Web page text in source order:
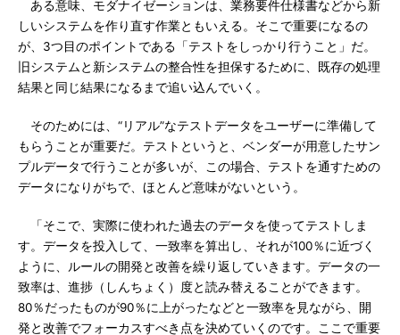
ある意味、モダナイゼーションは、業務要件仕様書などから新
しいシステムを作り直す作業ともいえる。そこで重要になるの
が、3つ目のポイントである「テストをしっかり行うこと」だ。
旧システムと新システムの整合性を担保するために、既存の処理
結果と同じ結果になるまで追い込んでいく。
そのためには、“リアル”なテストデータをユーザーに準備して
もらうことが重要だ。テストというと、ベンダーが用意したサン
プルデータで行うことが多いが、この場合、テストを通すための
データになりがちで、ほとんど意味がないという。
「そこで、実際に使われた過去のデータを使ってテストしま
す。データを投入して、一致率を算出し、それが100％に近づく
ように、ルールの開発と改善を繰り返していきます。データの一
致率は、進捗（しんちょく）度と読み替えることができます。
80％だったものが90％に上がったなどと一致率を見ながら、開
発と改善でフォーカスすべき点を決めていくのです。ここで重要